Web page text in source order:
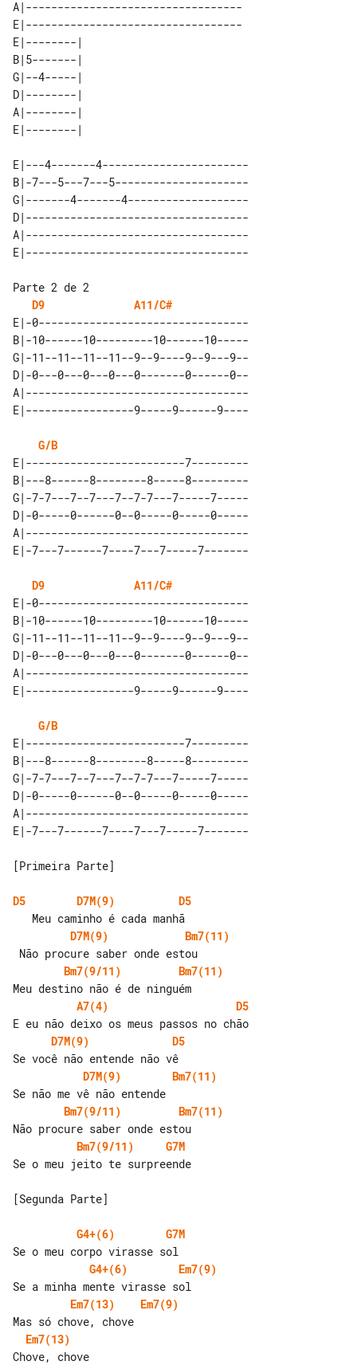
A|----------------------------------
E|----------------------------------
E|--------|
B|5-------|
G|--4-----|
D|--------|
A|--------|
E|---4-------4-----------------------
B|-7---5---7---5---------------------
G|-------4-------4-------------------
D|-----------------------------------
A|-----------------------------------
Parte 2 de 2
D9
A11/C#
E|-0---------------------------------
B|-10------10---------10------10-----
G|-11--11--11--11--9--9----9--9---9--
D|-0---0---0---0---0-------0------0--
A|-----------------------------------
G/B
E|-------------------------7---------
B|---8------8--------8-----8---------
G|-7-7---7--7---7--7-7---7-----7-----
D|-0-----0------0--0-----0-----0-----
A|-----------------------------------
D9
A11/C#
E|-0---------------------------------
B|-10------10---------10------10-----
G|-11--11--11--11--9--9----9--9---9--
D|-0---0---0---0---0-------0------0--
A|-----------------------------------
G/B
E|-------------------------7---------
B|---8------8--------8-----8---------
G|-7-7---7--7---7--7-7---7-----7-----
D|-0-----0------0--0-----0-----0-----
A|-----------------------------------
[Primeira Parte]
D5 D7M(9)
D5
D7M(9)
Bm7(11)
Bm7(9/11)
Bm7(11)
A7(4)
D5
D7M(9)
D5
D7M(9)
Bm7(11)
Bm7(9/11)
Bm7(11)
Bm7(9/11)
G7M
Se o meu jeito te surpreende
[Segunda Parte]
G4+(6)
G7M
G4+(6)
Em7(9)
Em7(13)
Em7(9)
Em7(13)
Chove, chove